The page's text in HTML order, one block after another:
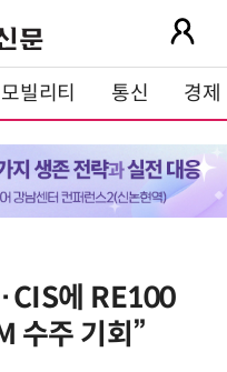
모빌리티 통신 경제
에 RE100
수주 기회”